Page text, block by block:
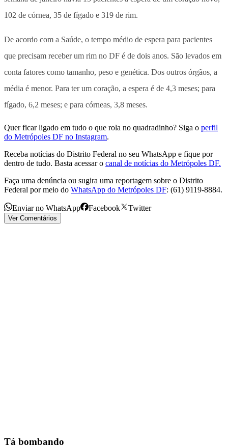
102 de córnea, 35 de fígado e 319 de rim.
De acordo com a Saúde, o tempo médio de espera para pacientes
que precisam receber um rim no DF é de dois anos. São levados em
conta fatores como tamanho, peso e genética. Dos outros órgãos, a
média é menor. Para ter um coração, a espera é de 4,3 meses; para
fígado, 6,2 meses; e para córneas, 3,8 meses.
Quer ficar ligado em tudo o que rola no quadradinho? Siga o perfil
do Metrópoles DF no Instagram.
Receba notícias do Distrito Federal no seu WhatsApp e fique por
dentro de tudo. Basta acessar o canal de notícias do Metrópoles DF.
Faça uma denúncia ou sugira uma reportagem sobre o Distrito
Federal por meio do WhatsApp do Metrópoles DF: (61) 9119-8884.
Enviar no WhatsApp Facebook Twitter
Ver Comentários
Tá bombando